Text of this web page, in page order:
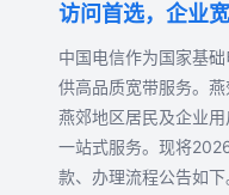
访问首选，企业
中国电信作为国家基
供高品质宽带服务。
燕郊地区居民及企业
一站式服务。现将
款、办理流程公告如下